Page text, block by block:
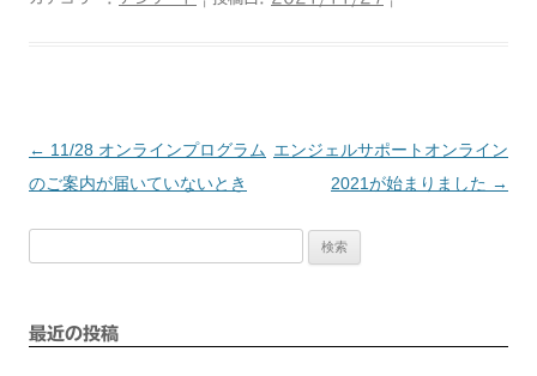
投
ビ
← 11/28 オンラインプログラム
のご案内が届いていないとき
エンジェルサポートオンライン
2021が始まりました →
最近の投稿